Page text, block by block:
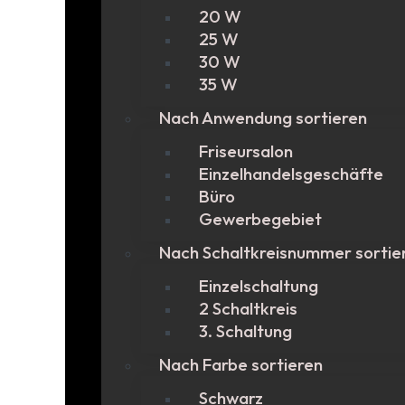
20 W
25 W
30 W
35 W
Nach Anwendung sortieren
Friseursalon
Einzelhandelsgeschäfte
Büro
Gewerbegebiet
Nach Schaltkreisnummer
Einzelschaltung
2 Schaltkreis
3. Schaltung
Nach Farbe sortieren
Schwarz